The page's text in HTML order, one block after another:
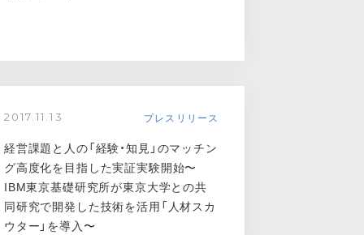
2017.11.13 プレスリリース
経営課題と人の「経験・知見」のマッチン
グ高度化を目指した実証実験開始〜
IBM東京基礎研究所が東京大学との共
同研究で開発した技術を活用「人材スカ
ウター」を導入〜